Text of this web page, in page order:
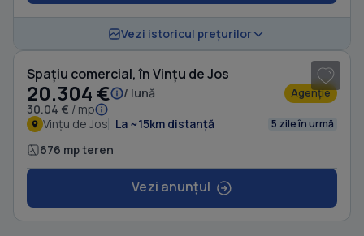
Vezi istoricul prețurilor
Spațiu comercial, în Vințu de Jos
20.304 €
/ lună
30.04 € / mp
Agenție
Vințu de Jos La ~15km distanță 5 zile în urmă
676 mp teren
Vezi anunțul